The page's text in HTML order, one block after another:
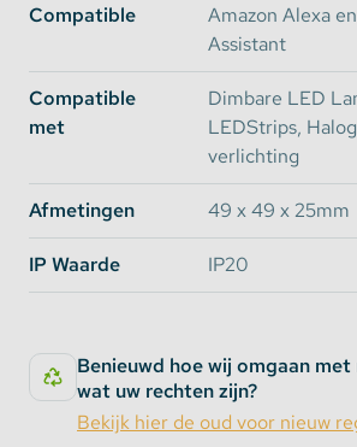
Compatible
Amazon Alexa
Assistant
Compatible
met
Dimbare LED
LEDStrips,
verlichting
Afmetingen 49 x 49 x 25mm
IP Waarde IP20
Benieuwd hoe wij omgaan met
wat uw rechten zijn?
Bekijk hier de oud voor nieuw